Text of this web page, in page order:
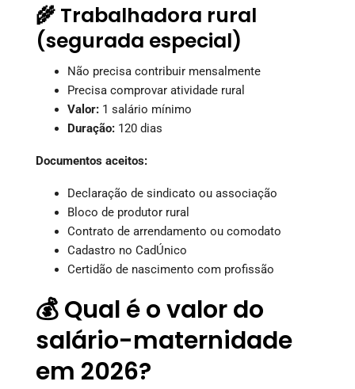
🌾 Trabalhadora rural
(segurada especial)
Não precisa contribuir mensalmente
Precisa comprovar atividade rural
Valor: 1 salário mínimo
Duração: 120 dias
Documentos aceitos:
Declaração de sindicato ou associação
Bloco de produtor rural
Contrato de arrendamento ou comodato
Cadastro no CadÚnico
Certidão de nascimento com profissão
💰 Qual é o valor do
salário-maternidade
em 2026?